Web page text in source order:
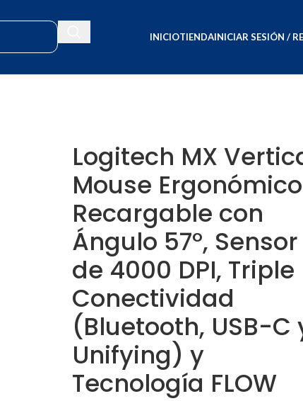
INICIOTIENDAINICIAR SESIÓN /
Logitech MX
Mouse Ergonómico
Recargable con
Ángulo 57°, Sensor
de 4000 DPI, Triple
Conectividad
(Bluetooth, USB-C
Unifying) y
Tecnología FLOW